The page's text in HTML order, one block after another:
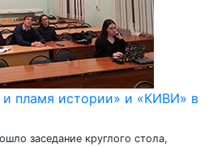
пламя истории» и «КИВИ» в
заседание круглого стола,